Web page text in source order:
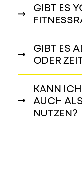
GIBT ES
GIBT ES
ODER
KANN
AUCH
NUTZEN?